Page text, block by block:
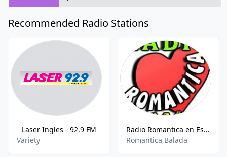
Recommended Radio Stations
Laser Ingles - 92.9 FM
Variety
Radio Romantica en Espanol
Romantica,Balada